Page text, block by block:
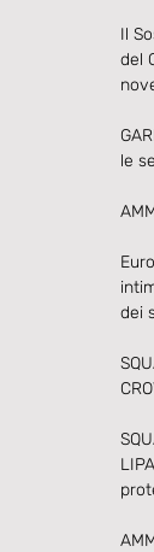
Il
del
le
dei